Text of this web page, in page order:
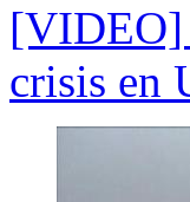
[VIDEO]
crisis en